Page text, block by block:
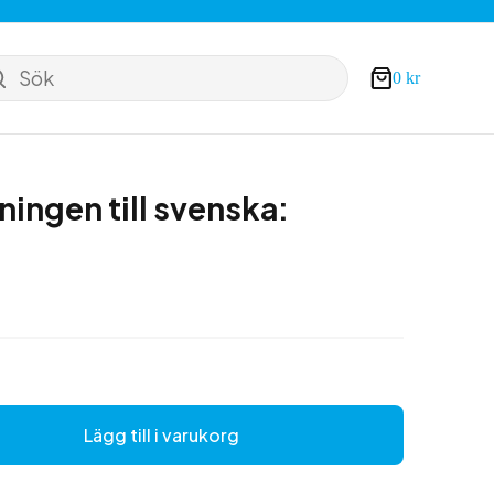
Sök Varukorg
0 kr
till svenska:
Lägg till i varukorg